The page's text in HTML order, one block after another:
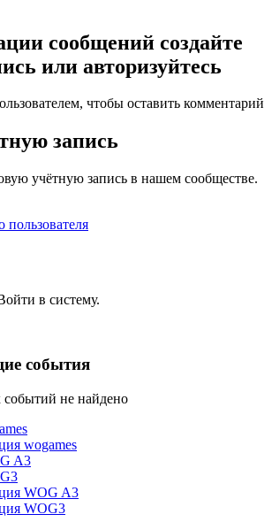
сообщений создайте
или авторизуйтесь
чтобы оставить комментарий
запись
учётную запись в нашем сообществе.
пользователя
в систему.
события
не найдено
wogames
A3
WOG A3
WOG3